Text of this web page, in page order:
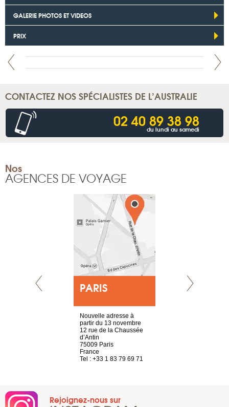
GALERIE PHOTOS ET VIDEOS
PRIX
CONTACTEZ NOS SPÉCIALISTES DE L’AUSTRALIE
02 40 89 38 98
du lundi au samedi
Nos
AGENCES DE VOYAGE
PARIS
Nouvelle adresse à
partir du 13 novembre
12 rue de la Chaussée
d’Antin
75009 Paris
France
Tel : +33 1 83 79 69 71
LYON
Rejoignez-nous sur